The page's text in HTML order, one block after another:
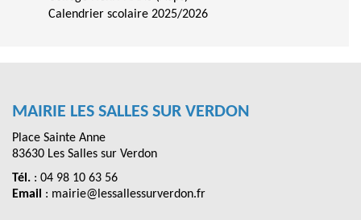
Calendrier scolaire 2025/2026
MAIRIE LES SALLES SUR VERDON
Place Sainte Anne
83630 Les Salles sur Verdon
Tél. : 04 98 10 63 56
Email : mairie@lessallessurverdon.fr